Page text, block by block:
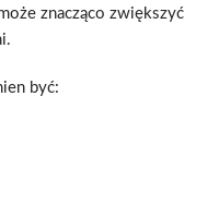
znacząco zwiększyć
być: